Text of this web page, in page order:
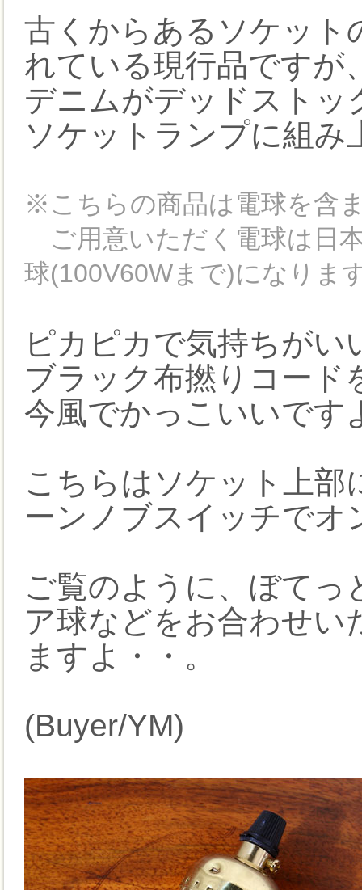
古くからあるソケット
れている現行品ですが
デニムがデッドストッ
ソケットランプに組み
※こちらの商品は電球を含
ご用意いただく電球は日
球(100V60Wまで)になりま
ピカピカで気持ちが
ブラック布撚りコード
今風でかっこいいです
こちらはソケット上部
ーンノブスイッチでオ
ご覧のように、ぼて
ア球などをお合わせい
ますよ・・。
(Buyer/YM)